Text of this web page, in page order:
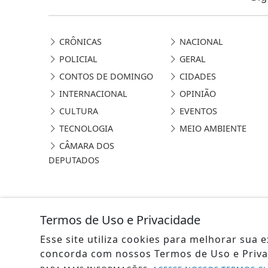
CRÔNICAS
NACIONAL
POLICIAL
GERAL
CONTOS DE DOMINGO
CIDADES
INTERNACIONAL
OPINIÃO
CULTURA
EVENTOS
TECNOLOGIA
MEIO AMBIENTE
CÂMARA DOS
DEPUTADOS
Termos de Uso e Privacidade
Esse site utiliza cookies para melhorar sua
concorda com nossos Termos de Uso e